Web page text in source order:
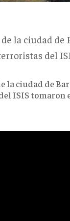
la ciudad
del
la ciudad de
ISIS tomaron